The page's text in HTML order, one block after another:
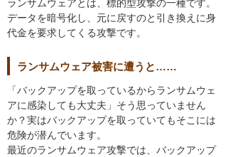
ランサムウェアとは、標的型攻撃の一種です。
データを暗号化し、元に戻すのと引き換えに身
代金を要求してくる攻撃です。
ランサムウェア被害に遭うと……
「バックアップを取っているからランサムウェ
アに感染しても大丈夫」そう思っていません
か？実はバックアップを取っていてもそこには
危険が潜んでいます。
最近のランサムウェア攻撃では、バックアップ